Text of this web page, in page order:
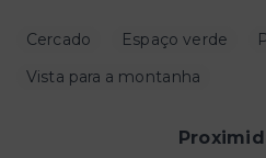
Cercado Espaço verde
Vista para a montanha